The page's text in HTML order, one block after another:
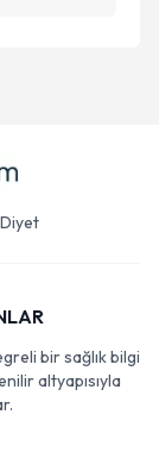
bir sağlık bilgi
altyapısıyla